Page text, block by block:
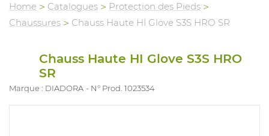
Home Catalogues
Protection des Pieds
Chaussures
Chauss Haute HI Glove S3S HRO SR
Chauss Haute HI Glove S3S HRO
SR
Marque : DIADORA N° Prod. 1023534